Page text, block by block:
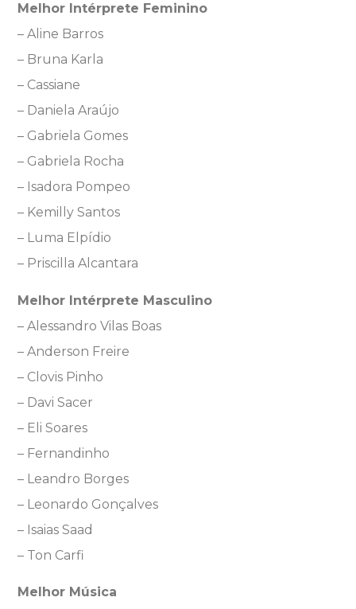
Melhor Intérprete Feminino
– Aline Barros
– Bruna Karla
– Cassiane
– Daniela Araújo
– Gabriela Gomes
– Gabriela Rocha
– Isadora Pompeo
– Kemilly Santos
– Luma Elpídio
– Priscilla Alcantara
Melhor Intérprete Masculino
– Alessandro Vilas Boas
– Anderson Freire
– Clovis Pinho
– Davi Sacer
– Eli Soares
– Fernandinho
– Leandro Borges
– Leonardo Gonçalves
– Isaias Saad
– Ton Carfi
Melhor Música